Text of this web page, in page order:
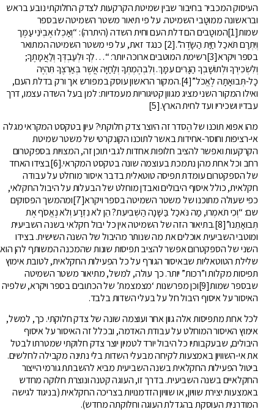
העיסוק המכביר בחיבור שבין שמיטת הקרקעות לצדק החלוקתי נובע בראש
ובראשונה ממוּטָבי השמיטה. על פי תיאור משטר השמיטה שבספר
שמות[1]המוּטָבים הם דלת העם וחית השדה (היתרה): “וְאָכְלוּ אֶבְיֹנֵי עַמֶּך
וְיִתְרָם תֹּאכַל חַיַּת הַשָּׂדֶה”.[2] כנגד זאת, על פי משטר השמיטה המתואר
בספר ויקרא[3]רשימת המוטבים ארוכה יותר: “…לְךָ וּלְעַבְדְּךָ וְלַאֲמָתֶךָ;
וְלִשְׂכִירְךָ וּלְתוֹשָׁבְךָ הַגָּרִים עִמָּךְ. וְלִבְהֶמְתְּךָ וְלַחַיָּה אֲשֶׁר בְּאַרְצֶךָ תִּהְיֶה
כָל-תְּבוּאָתָהּ לֶאֱכֹל”[4].המקור הראשון עוסק במפורש אך ורק בדלת העם,
ואילו המקור השני מציג מגוון קטיגוריות מעמדיות: למן בעל השדה עצמו, דרך
עבדיו ושכיריו ועד לחית הארץ.[5]
מהו אפוא תוכנו של הֶסדר זה היוצר צדק חלוקתי? עיון בטקסט המקראי מגלה
אי-רציפות וחוסר-אחידות באשר לתוכנו הקונקרטי של משטר שמיטת
הקרקעות ואפשר להציב חלופות אחדות לגבי תוכן זה, המצויות בספקטרום
רחב וכל אחת מהן נתמכת בעוצמה שונה בטקסט המקראי.[6]בצידו האחד
של הספקטרום עומדת תפיסה טוטאלית בדבר איסור מוחלט על עבודה
חקלאית, כולל איסוף היבולים ואבדן מוחלט של הבעלות על היבול החקלאי,
כפי שעולה מתוכנו של משטר השמיטה בספר ויקרא[7]ומהמשך הפסוקים
שם: “וְכִי תֹאמְרוּ, מַה נֹּאכַל בַּשָּׁנָה הַשְּׁבִיעִת? הֵן לֹא נִזְרָע וְלֹא נֶאֱסֹף אֶת
תְּבוּאָתֵנוּ”[8].בתיאור הזה של השמיטה אין כל יבול חקלאי בשנה השביעית
ומוטבי השביעית אוכלים את מה שנותר מהיבול של השנה השישית. בצידו
השני של הספקטרום אפשר להציב תפיסות שונות שהמכנה המשותף להן הוא
שלילת הטוטאליות שבאיסור הגורף על כל הפעילות החקלאית, לטובת אימוץ
תפיסות מקלות ו”רכות” יותר. כך עולה, למשל, מתיאור משטר השמיטה
שבספר שמות[9]וכן מפרשנות ‘מצמצמת’ של הכתובים בספר ויקרא, שלפיה
האיסור על איסוף היבול חל על בעלי השדות בלבד.
לכל אחת מתפיסות אלה גוון אחר ועוצמה שונה של צדק חלוקתי. כך, למשל,
אימוץ האיסור המוחלט על עבודת האדמה, ובכלל זה האיסור על איסוף
היבולים, שבעקבותיו כל היבול יורד לטמיון יוצר צדק חלוקתי שמטרתו לבטל
את אי-השוויון באמצעות לקיחה מבעלי השדות בלי נתינה מקבילה לחלשים.
ביטול הפעילות החקלאית בשנה השביעית מביא להשבתת גורמי הייצור
החקלאיים בשנה השביעית. בדרך זו, העוגה קטנה ונוצרת חלוקה מחדש
באמצעות יצירת שוויון, או שוויון הזדמנויות בצריכה החקלאית (בניגוד לגישה
המודרנית העוסקת בהגדלת העוגה וחלוקתה מחדש).